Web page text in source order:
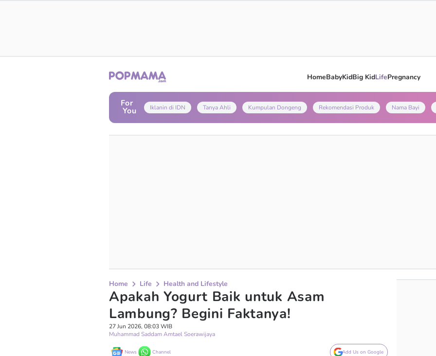
HomeBabyKidBig KidLifePregnancy
For
You Iklanin di IDN Tanya Ahli Kumpulan Dongeng Rekomendasi Produk Nama Bayi
Home Life Health and Lifestyle
Apakah Yogurt Baik untuk Asam
Lambung? Begini Faktanya!
27 Jun 2026, 08:03 WIB
Muhammad Saddam Amtael Soerawijaya
News Channel Add Us on Google